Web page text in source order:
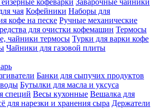
кофеварки Заварочные чайники
чая Кофейники Наборы для
кофе на песке Ручные механические
для очистки кофемашин Термосы
чайники термосы Турки для варки кофе
Чайники для газовой плиты
Банки для сыпучих продуктов
Бутылки для масла и уксуса
специй Весы кухонные Вешалка для
для нарезки и хранения сыра Держатели